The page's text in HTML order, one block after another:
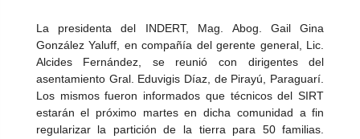
La presidenta del INDERT, Mag. Abog. Gail Gina
González Yaluff, en compañía del gerente general, Lic.
Alcides Fernández, se reunió con dirigentes del
asentamiento Gral. Eduvigis Díaz, de Pirayú, Paraguarí.
Los mismos fueron informados que técnicos del SIRT
estarán el próximo martes en dicha comunidad a fin
regularizar la partición de la tierra para 50 familias.